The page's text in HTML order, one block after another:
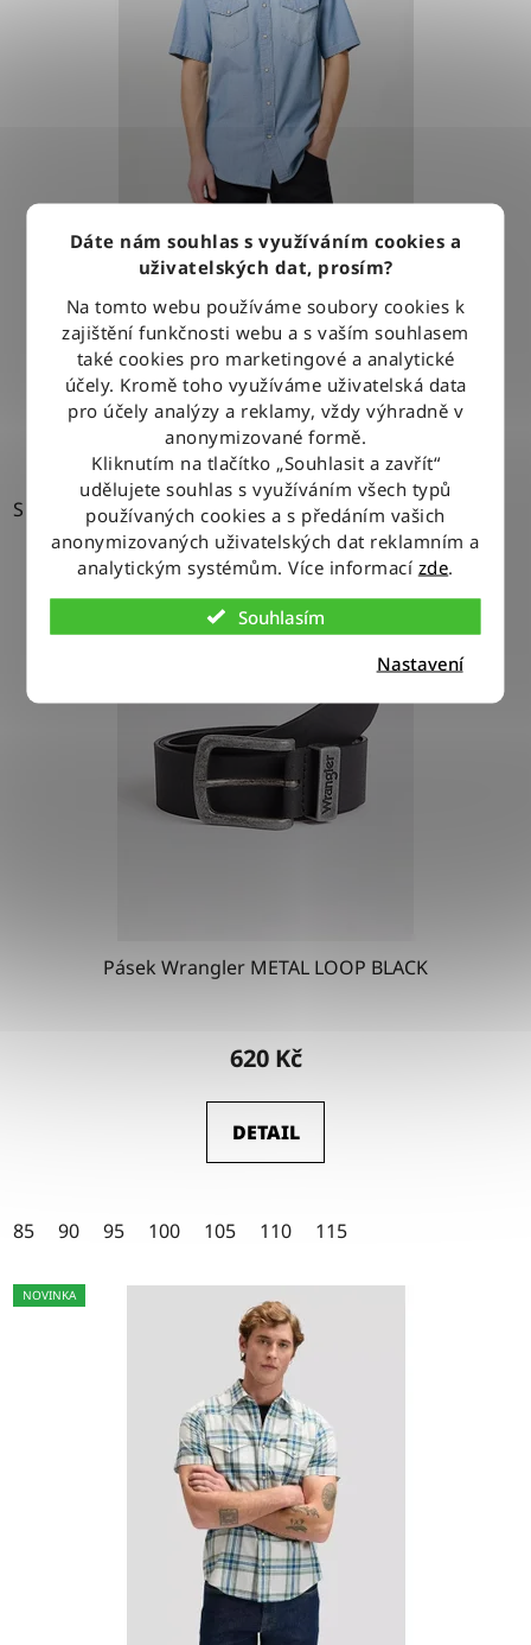
Dáte nám souhlas s využíváním cookies a
uživatelských dat, prosím?
Na tomto webu používáme soubory cookies k
zajištění funkčnosti webu a s vaším souhlasem
také cookies pro marketingové a analytické
účely. Kromě toho využíváme uživatelská data
pro účely analýzy a reklamy, vždy výhradně v
anonymizované formě.
Kliknutím na tlačítko „Souhlasit a zavřít“
udělujete souhlas s využíváním všech typů
používaných cookies a s předáním vašich
anonymizovaných uživatelských dat reklamním a
analytickým systémům. Více informací zde.
Souhlasím
Nastavení
Košile Wrangler WESTERN SHIRT LIGHT STONE
1 279 Kč
DETAIL
S
Pásek Wrangler METAL LOOP BLACK
hodnocení
produktu
je
4,5
hvězdiček.
620 Kč
DETAIL
85 90 95 100 105 110 115
NOVINKA